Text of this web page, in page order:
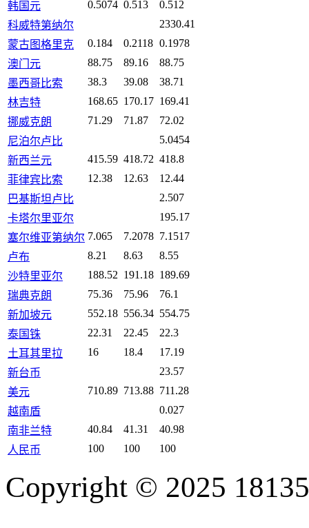
韩国元 0.5074 0.513
0.512
科威特第纳尔
2330.41
蒙古图格里克
0.184 0.2118 0.1978
澳门元
88.75 89.16
88.75
墨西哥比索
38.3 39.08
38.71
林吉特
168.65 170.17 169.41
挪威克朗
71.29 71.87
72.02
尼泊尔卢比
5.0454
新西兰元
415.59 418.72 418.8
菲律宾比索
12.38 12.63
12.44
巴基斯坦卢比
2.507
卡塔尔里亚尔
195.17
塞尔维亚第纳尔 7.065 7.2078 7.1517
卢布
8.21 8.63
8.55
沙特里亚尔
188.52 191.18 189.69
瑞典克朗
75.36 75.96
76.1
新加坡元
552.18 556.34 554.75
泰国铢
22.31 22.45
22.3
土耳其里拉
16 18.4
17.19
新台币
23.57
美元
710.89 713.88 711.28
越南盾
0.027
南非兰特
40.84 41.31
40.98
人民币
100 100 100
Copyright © 2025